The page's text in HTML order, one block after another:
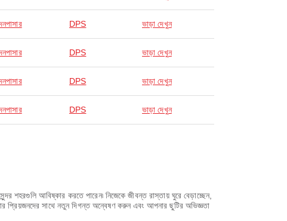
DPS ভাড়া দেখুন
DPS ভাড়া দেখুন
DPS ভাড়া দেখুন
DPS ভাড়া দেখুন
আবিষ্কার করতে পারেন৷ নিজেকে জীবন্ত রাস্তায় ঘুরে বেড়াচ্ছেন,
প্রিয়জনদের সাথে নতুন দিগন্ত অন্বেষণ করুন এবং আপনার ছুটির অভিজ্ঞতা